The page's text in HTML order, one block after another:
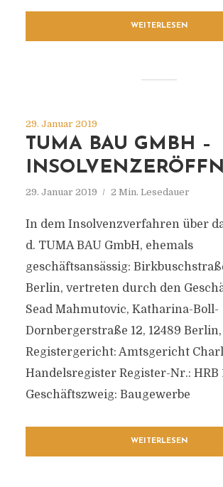
WEITERLESEN
29. Januar 2019
TUMA BAU GMBH –
29. Januar 2019 2 Min. Lesedauer
In dem Insolvenzverfahren über
d. TUMA BAU GmbH, ehemals
geschäftsansässig:
Berlin, vertreten durch den
Sead Mahmutovic, Katharina-Boll-
Dornbergerstraße 12, 12489 Berlin,
Registergericht: Amtsgericht
Handelsregister Register-Nr.: HRB
Geschäftszweig: Baugewerbe
WEITERLESEN